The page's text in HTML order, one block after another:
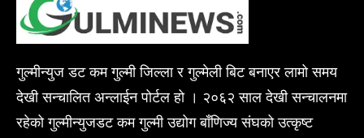
गुल्मीन्युज डट कम गुल्मी जिल्ला र गुल्मेली बिट बनाएर लामो समय
देखी सन्चालित अन्लाईन पोर्टल हो । २०६२ साल देखी सन्चालनमा
रहेको गुल्मीन्युजडट कम गुल्मी उद्योग बाँणिज्य संघको उत्कृष्ट